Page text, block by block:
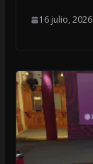
16 julio, 2026